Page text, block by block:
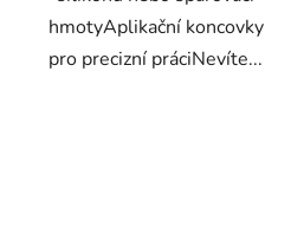
hmotyAplikační koncovky
pro precizní práciNevíte...